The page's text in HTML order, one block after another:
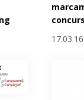
17.03.16